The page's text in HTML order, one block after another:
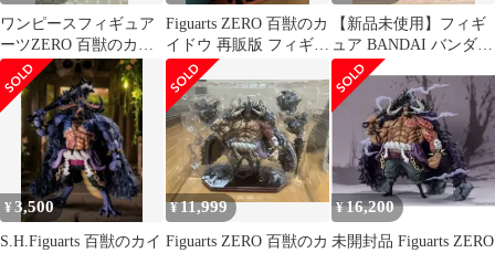
ワンピースフィギュア
ーツZERO 百獣のカイ
ドウ
Figuarts ZERO 百獣のカ
イドウ 再販版 フィギュ
ア
【新品未使用】フィギ
ュア BANDAI バンダイ
フィギュアーツZERO
超激戦 百獣のカイドウ
-双龍図-
¥3,500
S.H.Figuarts 百獣のカイ
¥11,999
Figuarts ZERO 百獣のカ
¥16,200
未開封品 Figuarts ZERO